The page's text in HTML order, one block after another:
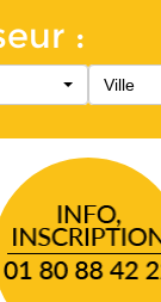
:
Ville